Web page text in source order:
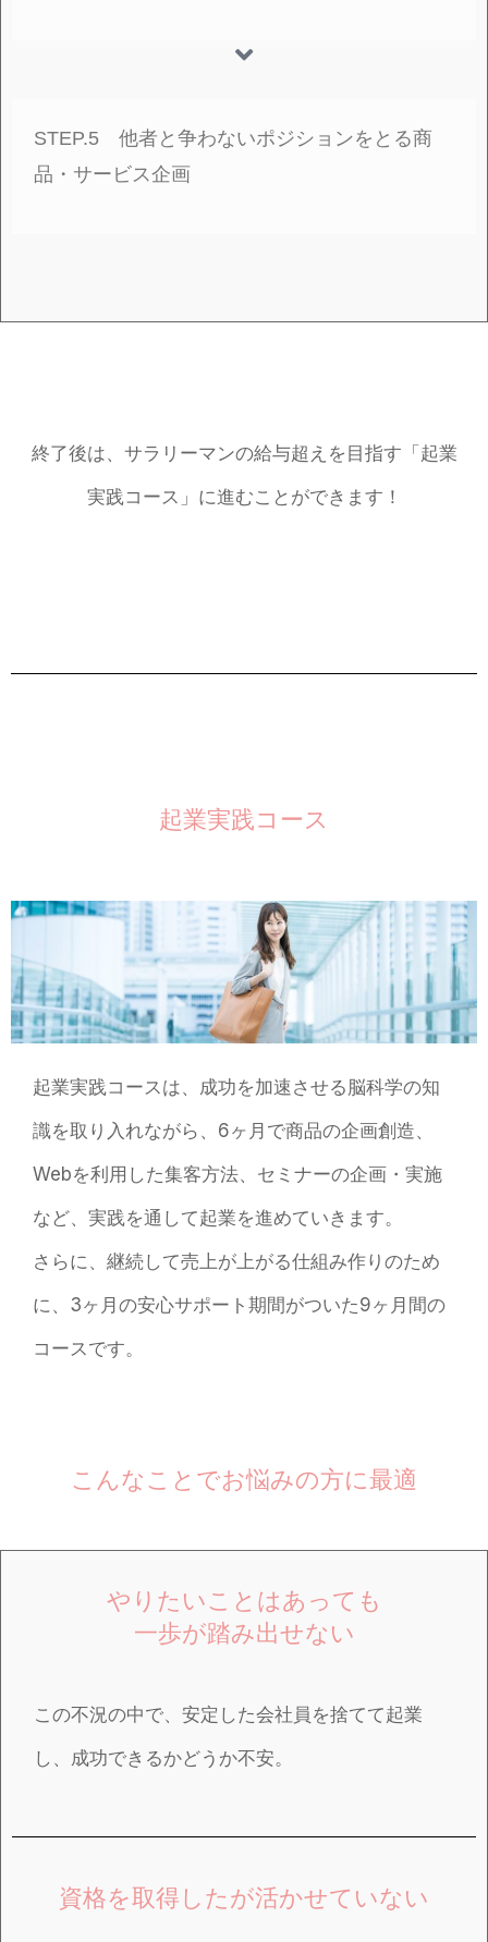
STEP.5 他者と争わないポジションをとる商
品・サービス企画
終了後は、サラリーマンの給与超えを目指す「起業
実践コース」に進むことができます！
起業実践コース
起業実践コースは、成功を加速させる脳科学の知
識を取り入れながら、6ヶ月で商品の企画創造、
Webを利⽤した集客⽅法、セミナーの企画・実施
など、実践を通して起業を進めていきます。
さらに、継続して売上が上がる仕組み作りのため
に、3ヶ⽉の安心サポート期間がついた9ヶ⽉間の
コースです。
こんなことでお悩みの方に最適
やりたいことはあっても
一歩が踏み出せない
この不況の中で、安定した会社員を捨てて起業
し、成功できるかどうか不安。
資格を取得したが活かせていない